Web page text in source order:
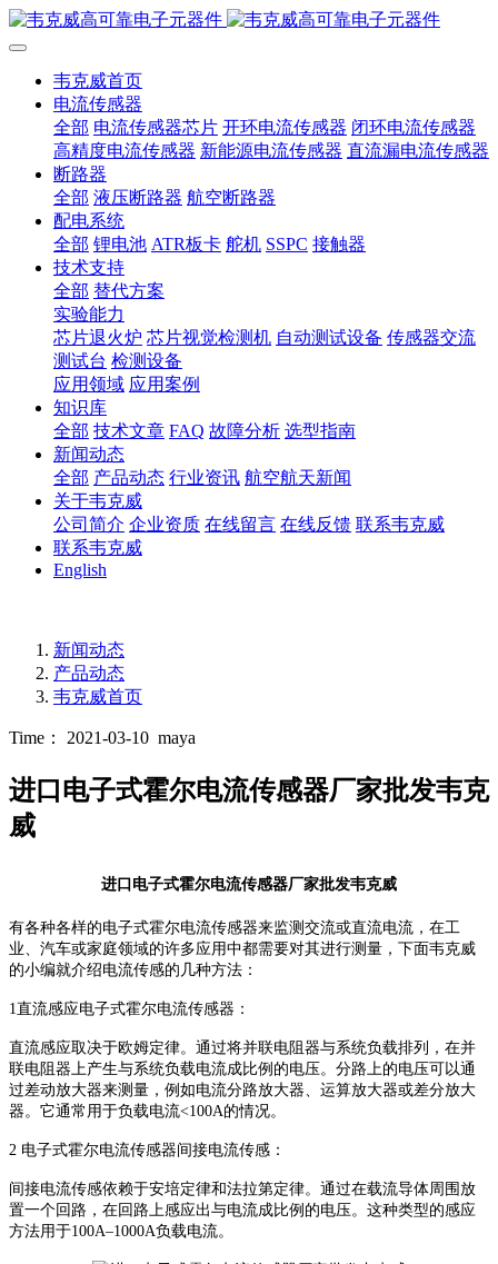
韦克威首页
电流传感器
全部 电流传感器芯片 开环电流传感器 闭环电流传感器
高精度电流传感器 新能源电流传感器 直流漏电流传感器
断路器
全部 液压断路器 航空断路器
配电系统
全部 锂电池 ATR板卡 舵机 SSPC 接触器
技术支持
全部 替代方案
实验能力
芯片退火炉 芯片视觉检测机 自动测试设备 传感器交流
测试台 检测设备
应用领域 应用案例
知识库
全部 技术文章 FAQ 故障分析 选型指南
新闻动态
全部 产品动态 行业资讯 航空航天新闻
关于韦克威
公司简介 企业资质 在线留言 在线反馈 联系韦克威
联系韦克威
English
新闻动态
产品动态
韦克威首页
Time： 2021-03-10 maya
进口电子式霍尔电流传感器厂家批发韦克
威
进口电子式霍尔电流传感器厂家批发韦克威
有各种各样的电子式霍尔电流传感器来监测交流或直流电流，在工
业、汽车或家庭领域的许多应用中都需要对其进行测量，下面韦克威
的小编就介绍电流传感的 几种方法：
1直流感应电子式霍尔电流传感器 ：
直流感应取决于欧姆定律。通过将并联电阻器与系统负载排列，在并
联电阻器上产生与系统负载电流成比例的电压。分路上的电压可以通
过差动放大器来测量，例如电流分路放大器、运算放大器或差分放大
器。它通常用于负载电流<100A的情况。
2 电子式霍尔电流传感器间接电流传感：
间接电流传感依赖于安培定律和法拉第定律。通过在载流导体周围放
置一个回路，在回路上感应出与电流成比例的电压。这种类型的感应
方法用于100A–1000A负载电流。